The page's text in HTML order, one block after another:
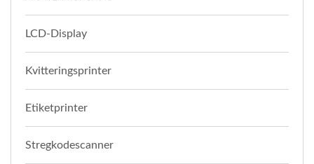
LCD-Display
Kvitteringsprinter
Etiketprinter
Stregkodescanner